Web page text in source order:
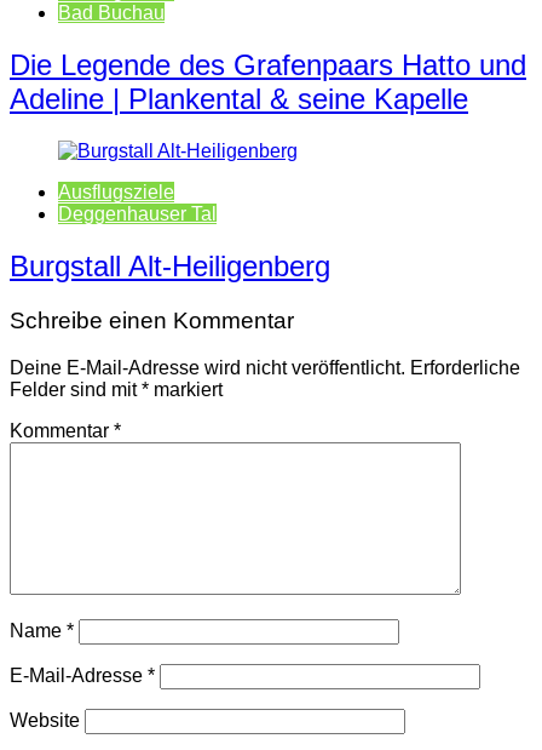
Bad Buchau
Die Legende des Grafenpaars Hatto und
Adeline | Plankental & seine Kapelle
Ausflugsziele
Deggenhauser Tal
Burgstall Alt-Heiligenberg
Schreibe einen Kommentar
Deine E-Mail-Adresse wird nicht veröffentlicht. Erforderliche
Felder sind mit* markiert
Kommentar *
Name *
E-Mail-Adresse *
Website